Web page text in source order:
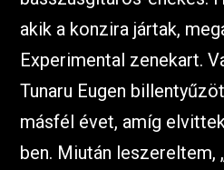
akik a konzira jártak,
Experimental zenekart.
Tunaru Eugen
másfél évet, amíg
ben. Miután leszereltem,